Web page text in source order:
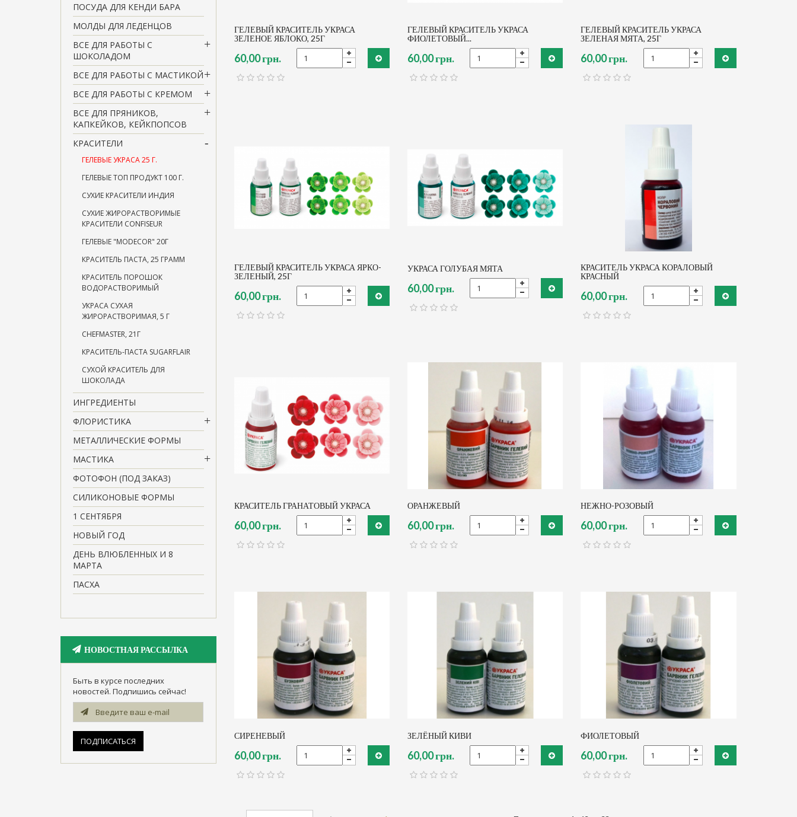
ПОСУДА ДЛЯ КЕНДИ БАРА
МОЛДЫ ДЛЯ ЛЕДЕНЦОВ
ВСЕ ДЛЯ РАБОТЫ С
ШОКОЛАДОМ
ВСЕ ДЛЯ РАБОТЫ С МАСТИКОЙ
ВСЕ ДЛЯ РАБОТЫ С КРЕМОМ
ВСЕ ДЛЯ ПРЯНИКОВ,
КАПКЕЙКОВ, КЕЙКПОПСОВ
КРАСИТЕЛИ
ГЕЛЕВЫЕ УКРАСА 25 Г.
ГЕЛЕВЫЕ ТОП ПРОДУКТ 100 Г.
СУХИЕ КРАСИТЕЛИ ИНДИЯ
СУХИЕ ЖИРОРАСТВОРИМЫЕ
КРАСИТЕЛИ CONFISEUR
ГЕЛЕВЫЕ "MODECOR" 20Г
КРАСИТЕЛЬ ПАСТА, 25 ГРАММ
КРАСИТЕЛЬ ПОРОШОК
ВОДОРАСТВОРИМЫЙ
УКРАСА СУХАЯ
ЖИРОРАСТВОРИМАЯ, 5 Г
CHEFMASTER, 21Г
КРАСИТЕЛЬ-ПАСТА SUGARFLAIR
СУХОЙ КРАСИТЕЛЬ ДЛЯ
ШОКОЛАДА
ИНГРЕДИЕНТЫ
ФЛОРИСТИКА
МЕТАЛЛИЧЕСКИЕ ФОРМЫ
МАСТИКА
ФОТОФОН (ПОД ЗАКАЗ)
СИЛИКОНОВЫЕ ФОРМЫ
1 СЕНТЯБРЯ
НОВЫЙ ГОД
ДЕНЬ ВЛЮБЛЕННЫХ И 8
МАРТА
ПАСХА
НОВОСТНАЯ РАССЫЛКА
Быть в курсе последних
новостей. Подпишись сейчас!
ГЕЛЕВЫЙ КРАСИТЕЛЬ УКРАСА
ЗЕЛЕНОЕ ЯБЛОКО, 25Г
60,00 грн.
ГЕЛЕВЫЙ КРАСИТЕЛЬ УКРАСА
ФИОЛЕТОВЫЙ...
60,00 грн.
ГЕЛЕВЫЙ КРАСИТЕЛЬ УКРАСА
ЗЕЛЕНАЯ МЯТА, 25Г
60,00 грн.
ГЕЛЕВЫЙ КРАСИТЕЛЬ УКРАСА ЯРКО-
ЗЕЛЕНЫЙ, 25Г
60,00 грн.
УКРАСА ГОЛУБАЯ МЯТА
60,00 грн.
КРАСИТЕЛЬ УКРАСА КОРАЛОВЫЙ
КРАСНЫЙ
60,00 грн.
КРАСИТЕЛЬ ГРАНАТОВЫЙ УКРАСА
60,00 грн.
ОРАНЖЕВЫЙ
60,00 грн.
НЕЖНО-РОЗОВЫЙ
60,00 грн.
СИРЕНЕВЫЙ
60,00 грн.
ЗЕЛЁНЫЙ КИВИ
60,00 грн.
ФИОЛЕТОВЫЙ
60,00 грн.